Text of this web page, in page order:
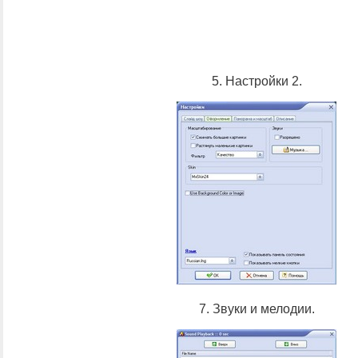
5. Настройки 2.
7. Звуки и мелодии.